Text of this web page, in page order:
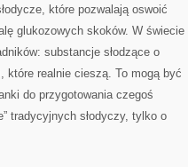
które pozwalają oswoić
glukozowych skoków. W świecie
substancje słodzące o
które realnie cieszą. To mogą być
do przygotowania czegoś
tradycyjnych słodyczy, tylko o